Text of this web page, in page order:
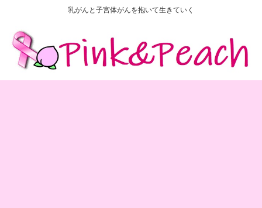
乳がんと子宮体がんを抱いて生きていく